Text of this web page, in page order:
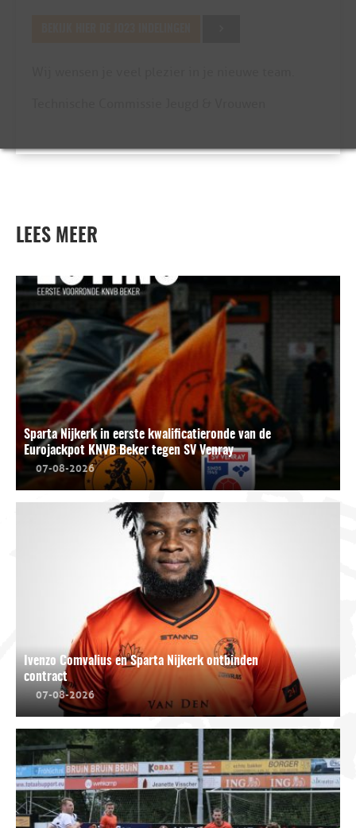
LEES MEER
Sparta Nijkerk in eerste kwalificatieronde van de
Eurojackpot KNVB Beker tegen SV Venray
07-08-2026
Ivenzo Comvalius en Sparta Nijkerk ontbinden
contract
07-08-2026